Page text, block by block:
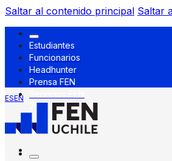
Saltar al contenido principal Saltar
Estudiantes
Funcionarios
Headhunter
Prensa FEN
ESEN